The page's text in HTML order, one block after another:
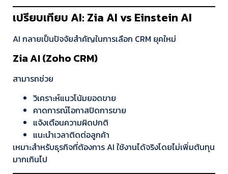
เปรียบเทียบ AI: Zia AI vs Einstein AI
AI กลายเป็นปัจจัยสำคัญในการเลือก CRM ยุคใหม่
Zia AI (Zoho CRM)
สามารถช่วย
วิเคราะห์แนวโน้มยอดขาย
คาดการณ์โอกาสปิดการขาย
แจ้งเตือนความผิดปกติ
แนะนำเวลาติดต่อลูกค้า
เหมาะสำหรับธุรกิจที่ต้องการ AI ใช้งานได้จริงโดยไม่เพิ่มต้นทุน
มากเกินไป